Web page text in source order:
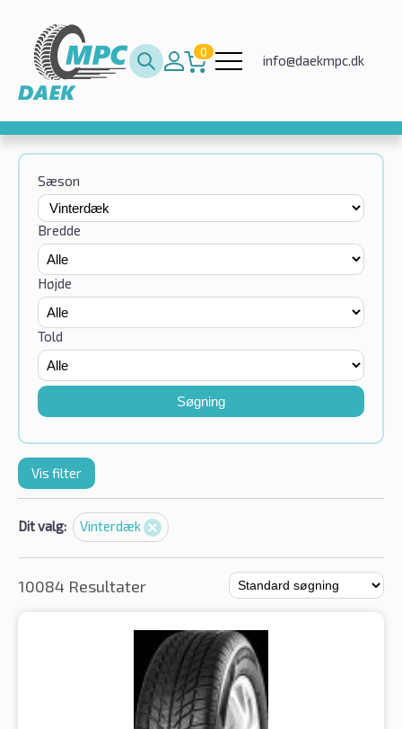
0
info@daekmpc.dk
Sæson
Bredde
Højde
Told
Søgning
Vis filter
Dit valg: Vinterdæk
10084 Resultater